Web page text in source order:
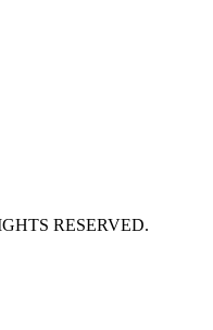
RESERVED.